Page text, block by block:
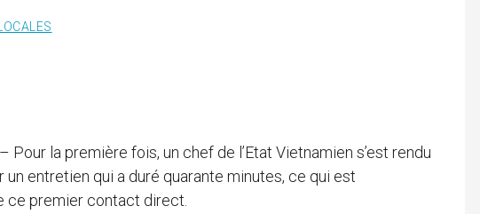
Pour la première fois, un chef de l’Etat Vietnamien s’est rendu
entretien qui a duré quarante minutes, ce qui est
ce premier contact direct.